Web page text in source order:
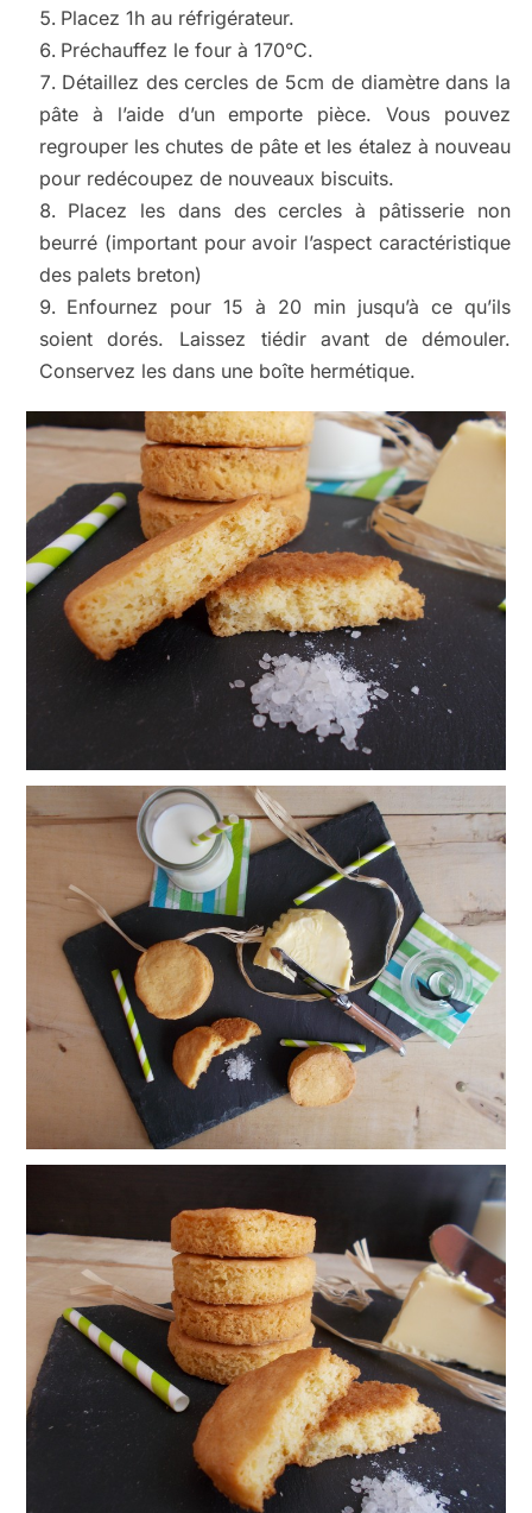
Placez 1h au réfrigérateur.
Préchauffez le four à 170°C.
Détaillez des cercles de 5cm de diamètre dans la
pâte à l’aide d’un emporte pièce. Vous pouvez
regrouper les chutes de pâte et les étalez à nouveau
pour redécoupez de nouveaux biscuits.
Placez les dans des cercles à pâtisserie non
beurré (important pour avoir l’aspect caractéristique
des palets breton)
Enfournez pour 15 à 20 min jusqu’à ce qu’ils
soient dorés. Laissez tiédir avant de démouler.
Conservez les dans une boîte hermétique.